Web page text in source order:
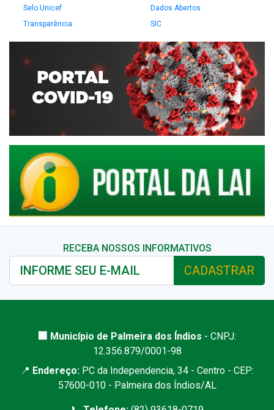
Selo Unicef
Dados Abertos
Transparência
SIC
RECEBA NOSSOS INFORMATIVOS
CADASTRAR
🏢 Município de Palmeira dos Índios - CNPJ:
12.356.879/0001-98
📍 Endereço: PC da Independencia, 34 - Centro - CEP:
57600-010 - Palmeira dos Índios/AL